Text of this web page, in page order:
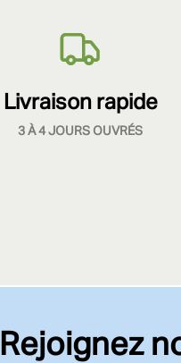
Livraison rapide
3 À 4 JOURS OUVRÉS
Rejoignez